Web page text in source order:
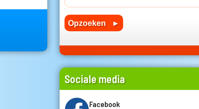
Sociale media
Facebook